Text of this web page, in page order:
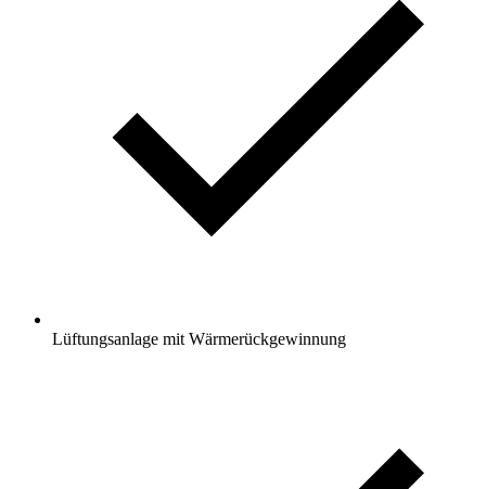
Lüftungsanlage mit Wärmerückgewinnung